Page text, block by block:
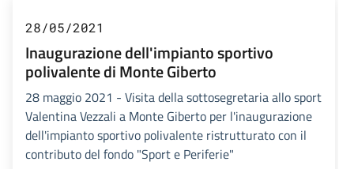
28/05/2021
Inaugurazione dell'impianto sportivo
polivalente di Monte Giberto
28 maggio 2021 - Visita della sottosegretaria allo sport
Valentina Vezzali a Monte Giberto per l'inaugurazione
dell'impianto sportivo polivalente ristrutturato con il
contributo del fondo "Sport e Periferie"